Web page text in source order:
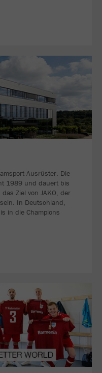
Ausrüster. Die
1989 und dauert bis
Ziel von JAKO, der
In Deutschland,
in die Champions